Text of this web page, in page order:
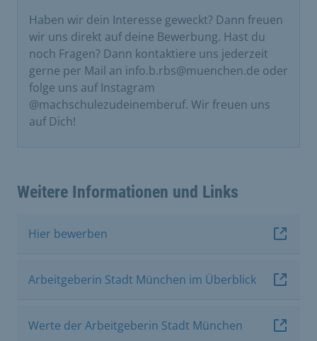
Haben wir dein Interesse geweckt? Dann freuen
wir uns direkt auf deine Bewerbung. Hast du
noch Fragen? Dann kontaktiere uns jederzeit
gerne per Mail an info.b.rbs@muenchen.de oder
folge uns auf Instagram
@machschulezudeinemberuf. Wir freuen uns
auf Dich!
Weitere Informationen und Links
Hier bewerben
Arbeitgeberin Stadt München im Überblick
Werte der Arbeitgeberin Stadt München